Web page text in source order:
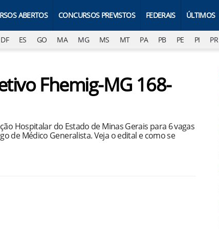
ABERTOS CONCURSOS PREVISTOS FEDERAIS ÚLTIMOS
DF ES GO MA MG MS MT PA PB PE PI PR
Fhemig-MG 168-
Hospitalar do Estado de Minas Gerais para 6 vagas
de Médico Generalista. Veja o edital e como se